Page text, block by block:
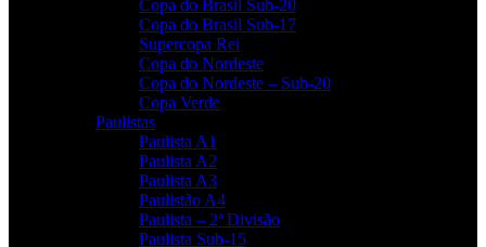
Copa do Brasil Sub-20
Copa do Brasil Sub-17
Supercopa Rei
Copa do Nordeste
Copa do Nordeste – Sub-20
Copa Verde
Paulistas
Paulista A1
Paulista A2
Paulista A3
Paulistão A4
Paulista – 2ª Divisão
Paulista Sub-15